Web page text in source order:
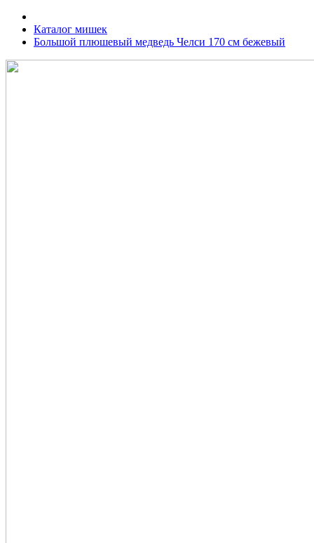
Каталог мишек
Большой плюшевый медведь Челси 170 см бежевый